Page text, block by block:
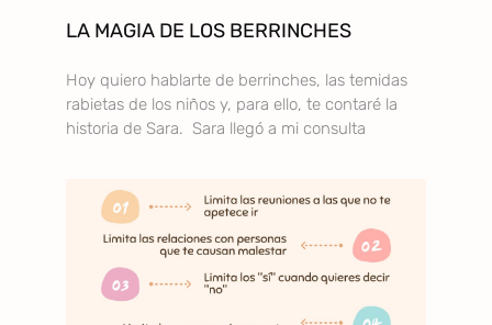
LA MAGIA DE LOS BERRINCHES
Hoy quiero hablarte de berrinches, las temidas
rabietas de los niños y, para ello, te contaré la
historia de Sara. Sara llegó a mi consulta